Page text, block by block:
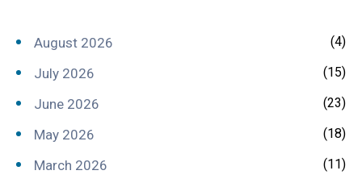
August 2026 (4)
July 2026 (15)
June 2026 (23)
May 2026 (18)
March 2026 (11)